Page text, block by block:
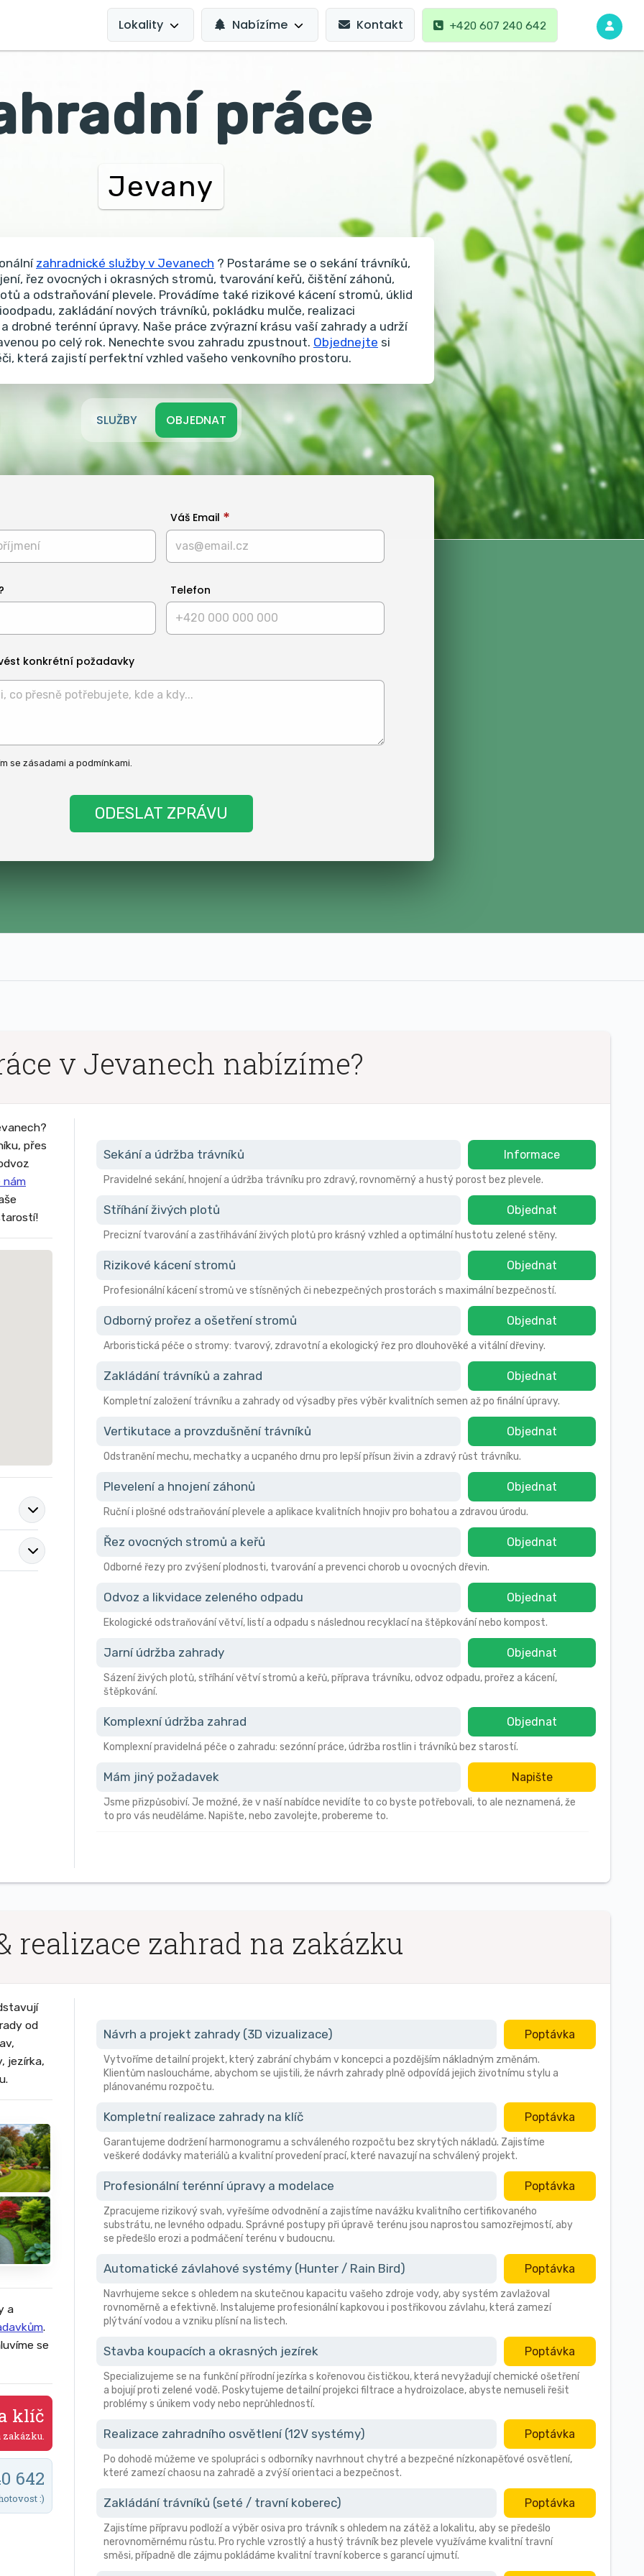
MAIN
NAVIGATION
+420 607 240 642
Lokality Nabízíme Kontakt
práce
Jevany
zahradnické služby v Jevanech ? Postaráme se o sekání trávníků,
řez ovocných i okrasných stromů, tvarování keřů, čištění záhonů,
a odstraňování plevele. Provádíme také rizikové kácení stromů, úklid
zakládání nových trávníků, pokládku mulče, realizaci
drobné terénní úpravy. Naše práce zvýrazní krásu vaší zahrady a udrží
po celý rok. Nenechte svou zahradu zpustnout. Objednejte si
která zajistí perfektní vzhled vašeho venkovního prostoru.
SLUŽBY OBJEDNAT
Váš Email
Telefon
konkrétní požadavky
se zásadami a podmínkami.
v Jevanech nabízíme?
přes
nám
Sekání a údržba trávníků Informace
Pravidelné sekání, hnojení a údržba trávníku pro zdravý, rovnoměrný a hustý porost bez plevele.
Stříhání živých plotů Objednat
Precizní tvarování a zastřihávání živých plotů pro krásný vzhled a optimální hustotu zelené stěny.
Rizikové kácení stromů Objednat
Profesionální kácení stromů ve stísněných či nebezpečných prostorách s maximální bezpečností.
Odborný prořez a ošetření stromů Objednat
Arboristická péče o stromy: tvarový, zdravotní a ekologický řez pro dlouhověké a vitální dřeviny.
Zakládání trávníků a zahrad Objednat
Kompletní založení trávníku a zahrady od výsadby přes výběr kvalitních semen až po finální úpravy.
Vertikutace a provzdušnění trávníků Objednat
Odstranění mechu, mechatky a ucpaného drnu pro lepší přísun živin a zdravý růst trávníku.
Plevelení a hnojení záhonů Objednat
Ruční i plošné odstraňování plevele a aplikace kvalitních hnojiv pro bohatou a zdravou úrodu.
Řez ovocných stromů a keřů Objednat
Odborné řezy pro zvýšení plodnosti, tvarování a prevenci chorob u ovocných dřevin.
Odvoz a likvidace zeleného odpadu Objednat
Ekologické odstraňování větví, listí a odpadu s následnou recyklací na štěpkování nebo kompost.
Jarní údržba zahrady Objednat
Sázení živých plotů, stříhání větví stromů a keřů, příprava trávníku, odvoz odpadu, prořez a kácení,
štěpkování.
Komplexní údržba zahrad Objednat
Komplexní pravidelná péče o zahradu: sezónní práce, údržba rostlin i trávníků bez starostí.
Mám jiný požadavek Napište
Jsme přizpůsobiví. Je možné, že v naší nabídce nevidíte to co byste potřebovali, to ale neznamená, že
to pro vás neuděláme. Napište, nebo zavolejte, probereme to.
realizace zahrad na zakázku
od
jezírka,
a
.
se
klíč
zakázku.
642
:)
Návrh a projekt zahrady (3D vizualizace) Poptávka
Vytvoříme detailní projekt, který zabrání chybám v koncepci a pozdějším nákladným změnám.
Klientům nasloucháme, abychom se ujistili, že návrh zahrady plně odpovídá jejich životnímu stylu a
plánovanému rozpočtu.
Kompletní realizace zahrady na klíč Poptávka
Garantujeme dodržení harmonogramu a schváleného rozpočtu bez skrytých nákladů. Zajistíme
veškeré dodávky materiálů a kvalitní provedení prací, které navazují na schválený projekt.
Profesionální terénní úpravy a modelace Poptávka
Zpracujeme rizikový svah, vyřešíme odvodnění a zajistíme navážku kvalitního certifikovaného
substrátu, ne levného odpadu. Správné postupy při úpravě terénu jsou naprostou samozřejmostí, aby
se předešlo erozi a podmáčení terénu v budoucnu.
Automatické závlahové systémy (Hunter / Rain Bird) Poptávka
Navrhujeme sekce s ohledem na skutečnou kapacitu vašeho zdroje vody, aby systém zavlažoval
rovnoměrně a efektivně. Instalujeme profesionální kapkovou i postřikovou závlahu, která zamezí
plýtvání vodou a vzniku plísní na listech.
Stavba koupacích a okrasných jezírek Poptávka
Specializujeme se na funkční přírodní jezírka s kořenovou čističkou, která nevyžadují chemické ošetření
a bojují proti zelené vodě. Poskytujeme detailní projekci filtrace a hydroizolace, abyste nemuseli řešit
problémy s únikem vody nebo neprůhledností.
Realizace zahradního osvětlení (12V systémy) Poptávka
Po dohodě můžeme ve spolupráci s odborníky navrhnout chytré a bezpečné nízkonapěťové osvětlení,
které zamezí chaosu na zahradě a zvýší orientaci a bezpečnost.
Zakládání trávníků (seté / travní koberec) Poptávka
Zajistíme přípravu podloží a výběr osiva pro trávník s ohledem na zátěž a lokalitu, aby se předešlo
nerovnoměrnému růstu. Pro rychle vzrostlý a hustý trávník bez plevele využíváme kvalitní travní
směsi, případně dle zájmu pokládáme kvalitní travní koberce s garancí ujmutí.